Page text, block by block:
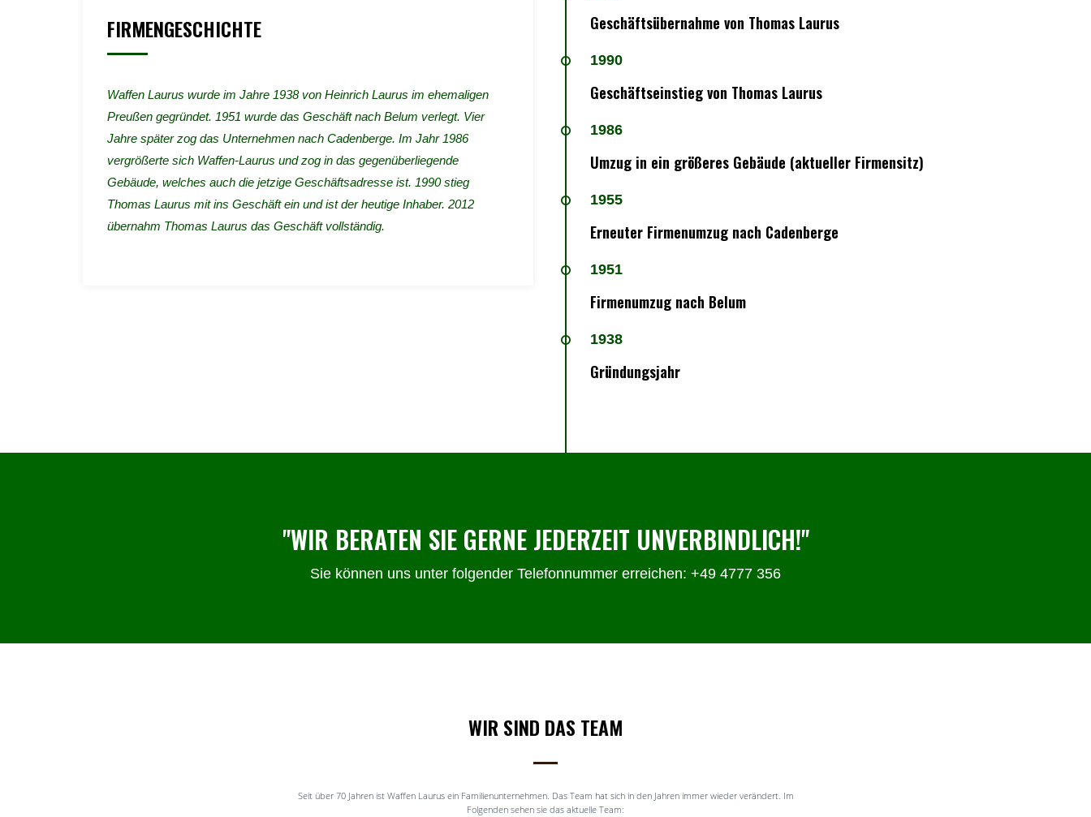
FIRMENGESCHICHTE
Waffen Laurus wurde im Jahre 1938 von Heinrich Laurus im ehemaligen
Preußen gegründet. 1951 wurde das Geschäft nach Belum verlegt. Vier
Jahre später zog das Unternehmen nach Cadenberge. Im Jahr 1986
vergrößerte sich Waffen-Laurus und zog in das gegenüberliegende
Gebäude, welches auch die jetzige Geschäftsadresse ist. 1990 stieg
Thomas Laurus mit ins Geschäft ein und ist der heutige Inhaber. 2012
übernahm Thomas Laurus das Geschäft vollständig.
Geschäftsübernahme von Thomas Laurus
1990
Geschäftseinstieg von Thomas Laurus
1986
Umzug in ein größeres Gebäude (aktueller Firmensitz)
1955
Erneuter Firmenumzug nach Cadenberge
1951
Firmenumzug nach Belum
1938
Gründungsjahr
"WIR BERATEN SIE GERNE JEDERZEIT UNVERBINDLICH!"
Sie können uns unter folgender Telefonnummer erreichen: +49 4777 356
WIR SIND DAS TEAM
Seit über 70 Jahren ist Waffen Laurus ein Familienunternehmen. Das Team hat sich in den Jahren immer wieder verändert. Im
Folgenden sehen sie das aktuelle Team: